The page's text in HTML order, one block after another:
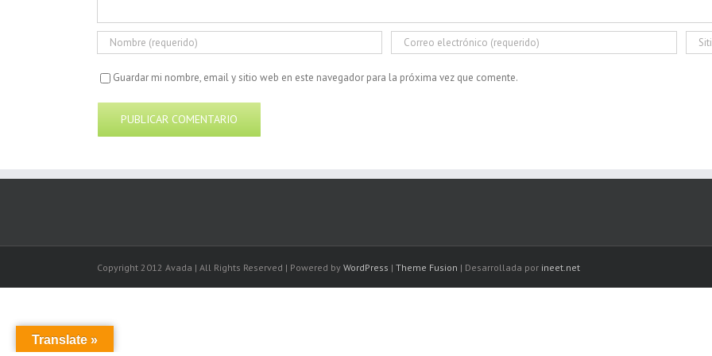
Guardar mi nombre, email y sitio web en este navegador para la próxima vez que comente.
Copyright 2012 Avada | All Rights Reserved | Powered by WordPress | Theme Fusion | Desarrollada por ineet.net
Translate »